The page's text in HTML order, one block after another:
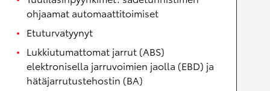
ohjaamat automaattitoimiset
Etuturvatyynyt
Lukkiutumattomat jarrut (ABS)
elektronisella jarruvoimien jaolla (EBD) ja
hätäjarrutustehostin (BA)